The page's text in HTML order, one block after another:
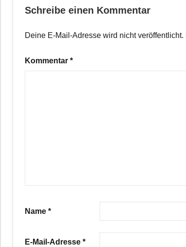
Schreibe einen Kommentar
Deine E-Mail-Adresse wird nicht veröffentlicht.
Kommentar *
Name *
E-Mail-Adresse *